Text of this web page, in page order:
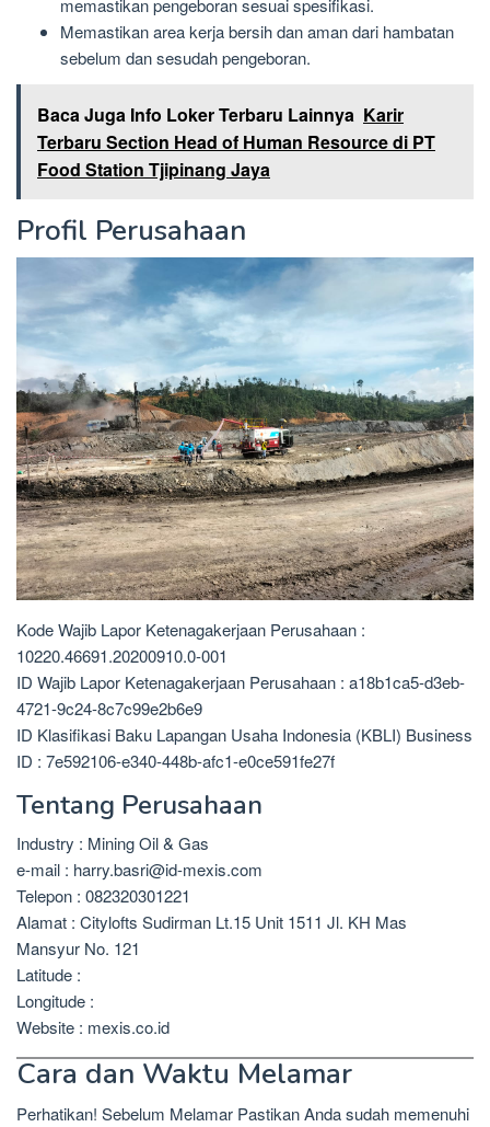
memastikan pengeboran sesuai spesifikasi.
Memastikan area kerja bersih dan aman dari hambatan
sebelum dan sesudah pengeboran.
Baca Juga Info Loker Terbaru Lainnya Karir
Terbaru Section Head of Human Resource di PT
Food Station Tjipinang Jaya
Profil Perusahaan
Kode Wajib Lapor Ketenagakerjaan Perusahaan :
10220.46691.20200910.0-001
ID Wajib Lapor Ketenagakerjaan Perusahaan : a18b1ca5-d3eb-
4721-9c24-8c7c99e2b6e9
ID Klasifikasi Baku Lapangan Usaha Indonesia (KBLI) Business
ID : 7e592106-e340-448b-afc1-e0ce591fe27f
Tentang Perusahaan
Industry : Mining Oil & Gas
e-mail : harry.basri@id-mexis.com
Telepon : 082320301221
Alamat : Citylofts Sudirman Lt.15 Unit 1511 Jl. KH Mas
Mansyur No. 121
Latitude :
Longitude :
Website : mexis.co.id
Cara dan Waktu Melamar
Perhatikan! Sebelum Melamar Pastikan Anda sudah memenuhi